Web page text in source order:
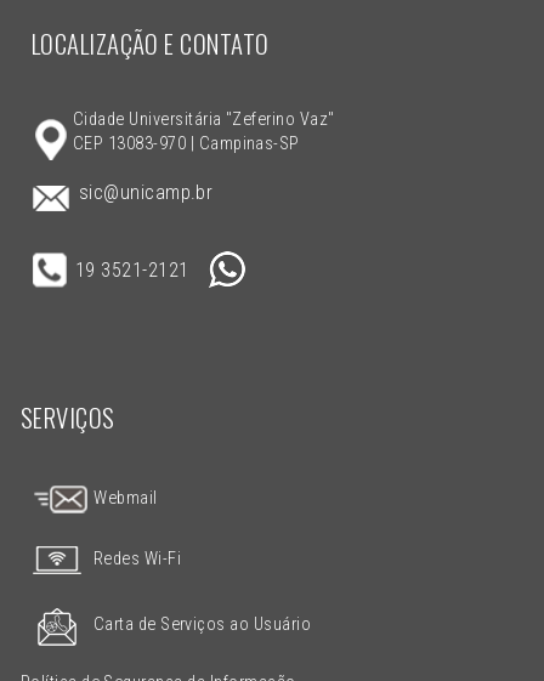
LOCALIZAÇÃO E CONTATO
Cidade Universitária "Zeferino Vaz"
CEP 13083-970 | Campinas-SP
sic@unicamp.br
19 3521-2121
SERVIÇOS
Webmail
Redes Wi-Fi
Carta de Serviços ao Usuário